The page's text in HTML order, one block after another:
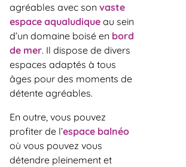
agréables avec son vaste
espace aqualudique au sein
d’un domaine boisé en bord
de mer. Il dispose de divers
espaces adaptés à tous
âges pour des moments de
détente agréables.
En outre, vous pouvez
profiter de l’espace balnéo
où vous pouvez vous
détendre pleinement et